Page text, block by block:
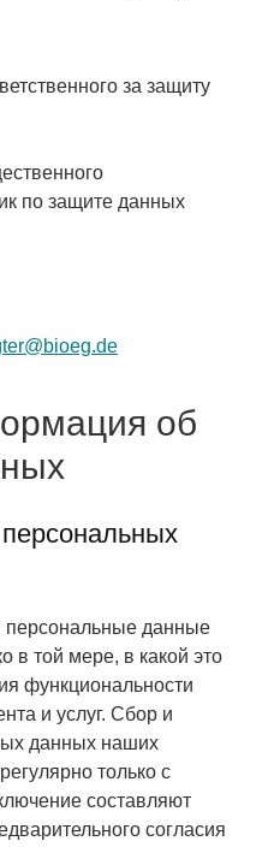
за защиту
по защите данных
@bioeg.de
об
данные
в той мере, в какой это
функциональности
и услуг. Сбор и
данных наших
только с
составляют
согласия